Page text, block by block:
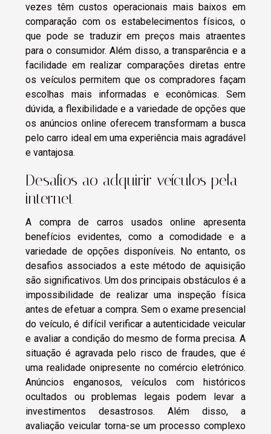
vezes têm custos operacionais mais baixos em
comparação com os estabelecimentos físicos, o
que pode se traduzir em preços mais atraentes
para o consumidor. Além disso, a transparência e a
facilidade em realizar comparações diretas entre
os veículos permitem que os compradores façam
escolhas mais informadas e econômicas. Sem
dúvida, a flexibilidade e a variedade de opções que
os anúncios online oferecem transformam a busca
pelo carro ideal em uma experiência mais agradável
e vantajosa.
Desafios ao adquirir veículos pela
internet
A compra de carros usados online apresenta
benefícios evidentes, como a comodidade e a
variedade de opções disponíveis. No entanto, os
desafios associados a este método de aquisição
são significativos. Um dos principais obstáculos é a
impossibilidade de realizar uma inspeção física
antes de efetuar a compra. Sem o exame presencial
do veículo, é difícil verificar a autenticidade veicular
e avaliar a condição do mesmo de forma precisa. A
situação é agravada pelo risco de fraudes, que é
uma realidade onipresente no comércio eletrónico.
Anúncios enganosos, veículos com históricos
ocultados ou problemas legais podem levar a
investimentos desastrosos. Além disso, a
avaliação veicular torna-se um processo complexo